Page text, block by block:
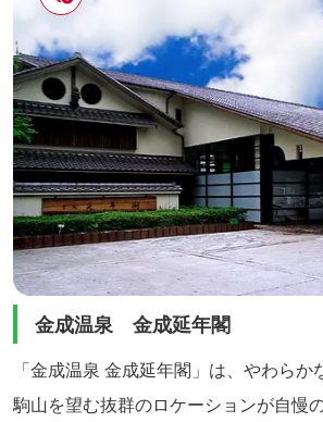
ます。 JR東北新幹線 くりこま高原駅
大変便利です。...
金成温泉 金成延年閣
「金成温泉 金成延年閣」は、やわら
駒山を望む抜群のロケーションが自慢